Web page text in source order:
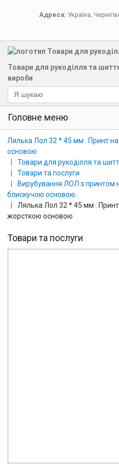
Адреса: Україна,
Товари для рукоділля та
вироби
Головне меню
Лялька Лол 32 * 45 мм . Принт на
основою
Товари для рукоділля та
Товари та послуги
Вирубування ЛОЛ з принтом
блискучою основою.
Лялька Лол 32 * 45 мм . Принт
жорсткою основою
Товари та послуги